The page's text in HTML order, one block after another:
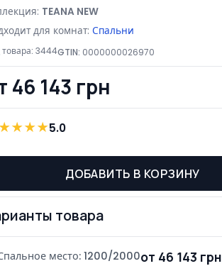
TEANA NEW
для комнат: Спальни
товара: 3444GTIN: 0000000026970
46 143 грн
★★★★5.0
ДОБАВИТЬ В КОРЗИНУ
товара
место: 1200/2000от 46 143 грн